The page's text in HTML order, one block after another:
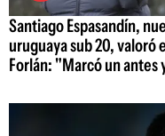
Santiago Espasandín,
uruguaya sub 20, valoró
Forlán: "Marcó un antes